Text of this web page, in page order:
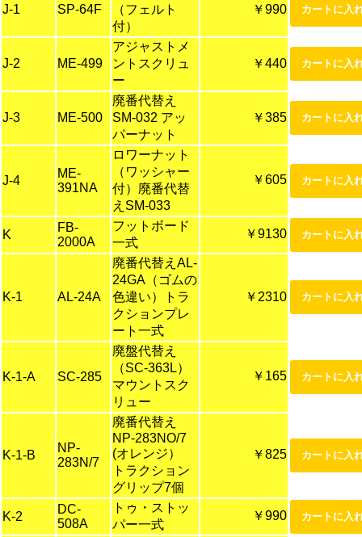
J-1 SP-64F
（フェルト
付）
￥990
J-2 ME-499
アジャストメ
ントスクリュ
ー
￥440
J-3 ME-500
廃番代替え
SM-032 アッ
パーナット
￥385
J-4
ME-
391NA
ロワーナット
（ワッシャー
付）廃番代替
えSM-033
￥605
K
FB-
2000A
フットボード
一式
￥9130
K-1 AL-24A
廃番代替えAL-
24GA（ゴムの
色違い）トラ
クションプレ
ート一式
￥2310
K-1-A SC-285
廃盤代替え
（SC-363L）
マウントスク
リュー
￥165
K-1-B
NP-
283N/7
廃番代替え
NP-283NO/7
(オレンジ）
トラクション
グリップ7個
￥825
K-2
DC-
508A
トゥ・ストッ
パー一式
￥990